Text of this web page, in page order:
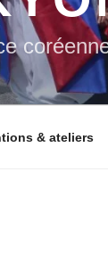
& ateliers